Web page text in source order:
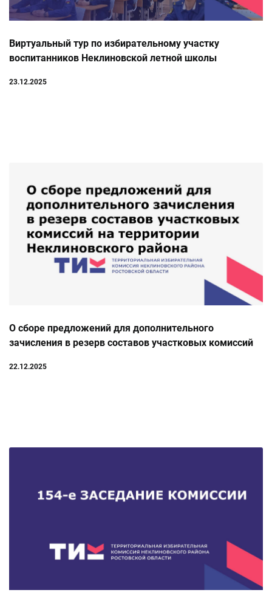
Виртуальный тур по избирательному участку
воспитанников Неклиновской летной школы
23.12.2025
О сборе предложений для дополнительного
зачисления в резерв составов участковых комиссий
22.12.2025